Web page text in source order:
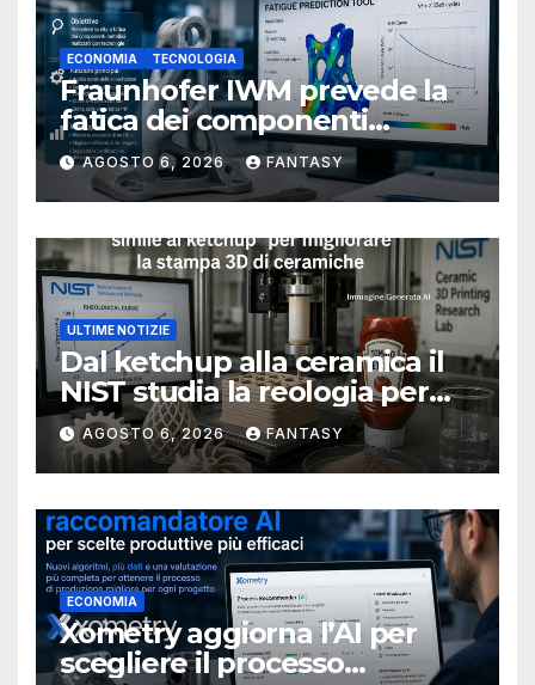
ECONOMIA TECNOLOGIA
Fraunhofer IWM prevede la
fatica dei componenti
metallici stampati in 3D
AGOSTO 6, 2026 FANTASY
ULTIME NOTIZIE
Dal ketchup alla ceramica il
NIST studia la reologia per
rendere più affidabile la
stampa 3D
AGOSTO 6, 2026 FANTASY
ECONOMIA
Xometry aggiorna l’AI per
scegliere il processo